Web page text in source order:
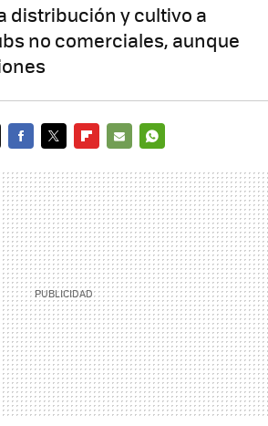
distribución y cultivo a
no comerciales, aunque
MAIL